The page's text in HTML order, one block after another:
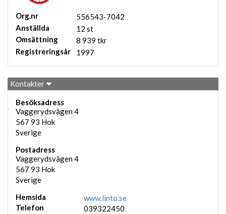
Org.nr
556543-7042
Anställda
12 st
Omsättning
8 939 tkr
Registreringsår
1997
Kontakter
Besöksadress
Vaggerydsvägen 4
567 93 Hok
Sverige
Postadress
Vaggerydsvägen 4
567 93 Hok
Sverige
Hemsida
www.linto.se
Telefon
039322450